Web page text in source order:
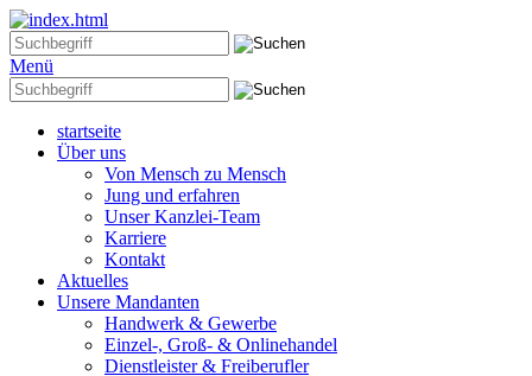
Menü
startseite
Über uns
Von Mensch zu Mensch
Jung und erfahren
Unser Kanzlei-Team
Karriere
Kontakt
Aktuelles
Unsere Mandanten
Handwerk & Gewerbe
Einzel-, Groß- & Onlinehandel
Dienstleister & Freiberufler